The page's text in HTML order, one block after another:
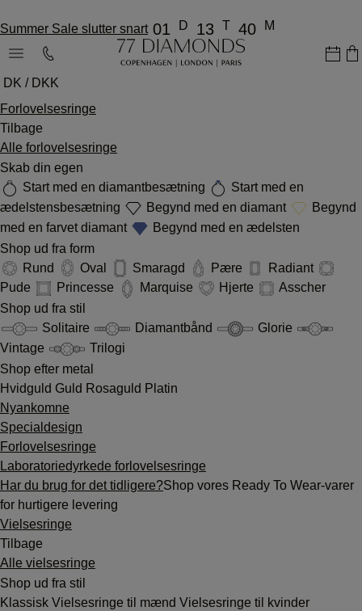
Summer Sale slutter snart 01 D 13 T 40 M
DK / DKK
Forlovelsesringe
Tilbage
Alle forlovelsesringe
Skab din egen
Start med en diamantbesætning
Start med en
ædelstensbesætning
Begynd med en diamant
Begynd
med en farvet diamant
Begynd med en ædelsten
Shop ud fra form
Rund
Oval Smaragd Pære
Radiant
Pude
Princesse Marquise Hjerte
Asscher
Shop ud fra stil
Solitaire
Diamantbånd
Glorie
Vintage
Trilogi
Shop efter metal
Hvidguld Guld Rosaguld Platin
Nyankomne
Specialdesign
Forlovelsesringe
Laboratoriedyrkede forlovelsesringe
Har du brug for det tidligere?Shop vores Ready To Wear-varer
for hurtigere levering
Vielsesringe
Tilbage
Alle vielsesringe
Shop ud fra stil
Klassisk Vielsesringe til mænd Vielsesringe til kvinder